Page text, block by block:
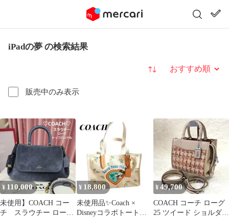
iPadの夢 の検索結果
販売中のみ表示
並び替え
¥ 110,000
未使用】COACH コー
チ スラウチー ローグ
¥ 18,800
未使用品✨️Coach ×
Disneyコラボトート
¥49,700
COACH コーチ ローグ
25 ツイード ショルダー